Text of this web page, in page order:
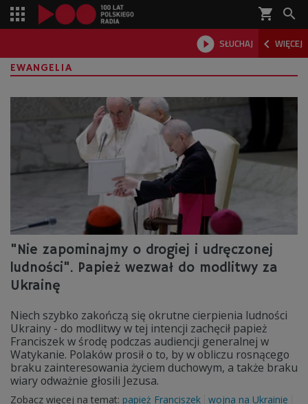
shopping_cart 
 SŁUCHAJ  WIĘCEJ

EWANGELIA
"Nie zapominajmy o drogiej i udręczonej
ludności". Papież wezwał do modlitwy za
Ukrainę
Niech szybko zakończą się okrutne cierpienia ludności
Ukrainy - do modlitwy w tej intencji zachęcił papież
Franciszek w środę podczas audiencji generalnej w
Watykanie. Polaków prosił o to, by w obliczu rosnącego
braku zainteresowania życiem duchowym, a także braku
wiary odważnie głosili Jezusa.
Zobacz więcej na temat: papież Franciszek wojna na Ukrainie